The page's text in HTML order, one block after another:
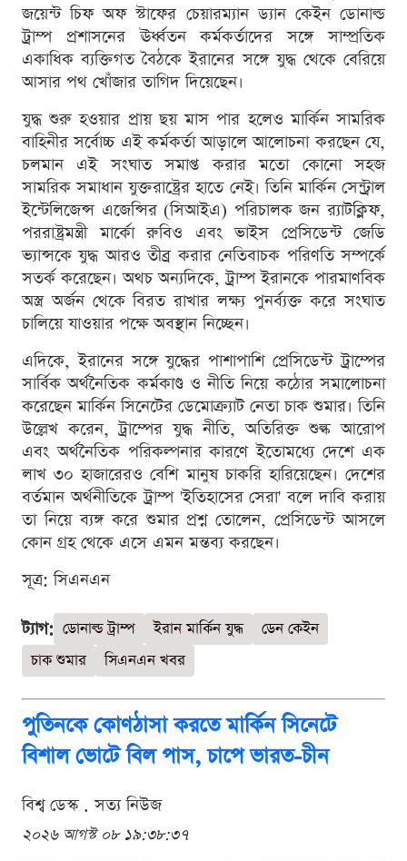
জয়েন্ট চিফ অফ স্টাফের চেয়ারম্যান ড্যান কেইন ডোনাল্ড
ট্রাম্প প্রশাসনের ঊর্ধ্বতন কর্মকর্তাদের সঙ্গে সাম্প্রতিক
একাধিক ব্যক্তিগত বৈঠকে ইরানের সঙ্গে যুদ্ধ থেকে বেরিয়ে
আসার পথ খোঁজার তাগিদ দিয়েছেন।
যুদ্ধ শুরু হওয়ার প্রায় ছয় মাস পার হলেও মার্কিন সামরিক
বাহিনীর সর্বোচ্চ এই কর্মকর্তা আড়ালে আলোচনা করছেন যে,
চলমান এই সংঘাত সমাপ্ত করার মতো কোনো সহজ
সামরিক সমাধান যুক্তরাষ্ট্রের হাতে নেই। তিনি মার্কিন সেন্ট্রাল
ইন্টেলিজেন্স এজেন্সির (সিআইএ) পরিচালক জন র‍্যাটক্লিফ,
পররাষ্ট্রমন্ত্রী মার্কো রুবিও এবং ভাইস প্রেসিডেন্ট জেডি
ভ্যান্সকে যুদ্ধ আরও তীব্র করার নেতিবাচক পরিণতি সম্পর্কে
সতর্ক করেছেন। অথচ অন্যদিকে, ট্রাম্প ইরানকে পারমাণবিক
অস্ত্র অর্জন থেকে বিরত রাখার লক্ষ্য পুনর্ব্যক্ত করে সংঘাত
চালিয়ে যাওয়ার পক্ষে অবস্থান নিচ্ছেন।
এদিকে, ইরানের সঙ্গে যুদ্ধের পাশাপাশি প্রেসিডেন্ট ট্রাম্পের
সার্বিক অর্থনৈতিক কর্মকাণ্ড ও নীতি নিয়ে কঠোর সমালোচনা
করেছেন মার্কিন সিনেটের ডেমোক্র্যাট নেতা চাক শুমার। তিনি
উল্লেখ করেন, ট্রাম্পের যুদ্ধ নীতি, অতিরিক্ত শুল্ক আরোপ
এবং অর্থনৈতিক পরিকল্পনার কারণে ইতোমধ্যে দেশে এক
লাখ ৩০ হাজারেরও বেশি মানুষ চাকরি হারিয়েছেন। দেশের
বর্তমান অর্থনীতিকে ট্রাম্প 'ইতিহাসের সেরা' বলে দাবি করায়
তা নিয়ে ব্যঙ্গ করে শুমার প্রশ্ন তোলেন, প্রেসিডেন্ট আসলে
কোন গ্রহ থেকে এসে এমন মন্তব্য করছেন।
সূত্র: সিএনএন
ট্যাগ: ডোনাল্ড ট্রাম্প ইরান মার্কিন যুদ্ধ
ডেন কেইন
চাক শুমার
সিএনএন খবর
পুতিনকে কোণঠাসা করতে মার্কিন সিনেটে
বিশাল ভোটে বিল পাস, চাপে ভারত-চীন
বিশ্ব ডেস্ক . সত্য নিউজ
২০২৬ আগস্ট ০৮ ১৯:৩৮:৩৭